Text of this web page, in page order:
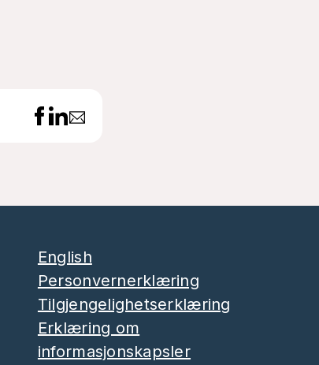
English
Personvernerklæring
Tilgjengelighetserklæring
Erklæring om
informasjonskapsler